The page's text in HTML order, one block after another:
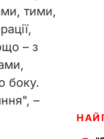
тими,
– з
боку.
–